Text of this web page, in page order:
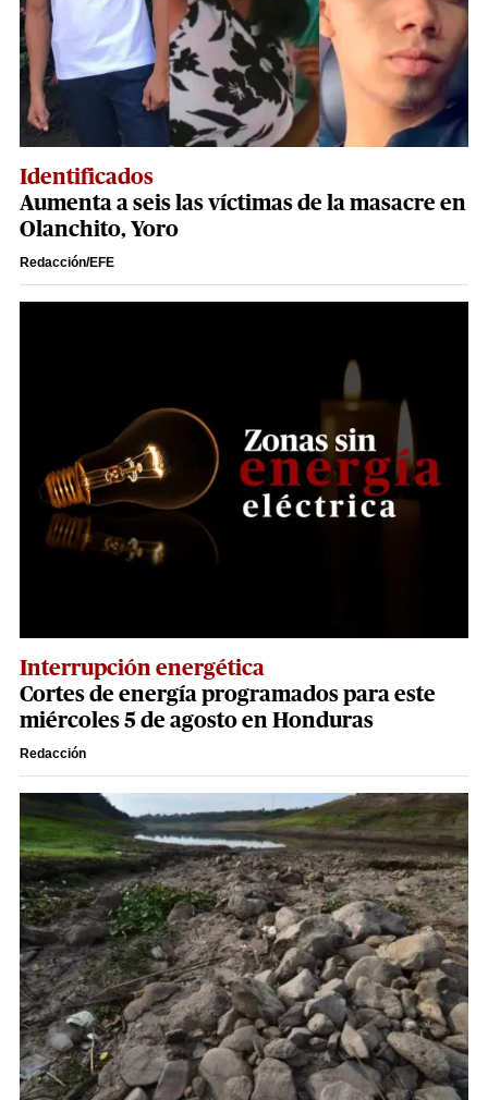
Identificados
Aumenta a seis las víctimas de la masacre en
Olanchito, Yoro
Redacción/EFE
Interrupción energética
Cortes de energía programados para este
miércoles 5 de agosto en Honduras
Redacción